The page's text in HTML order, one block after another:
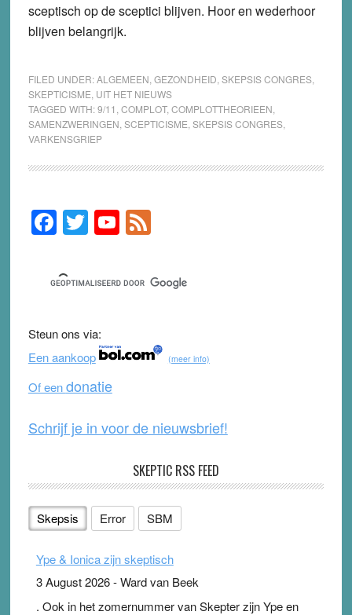
sceptisch op de sceptici blijven. Hoor en wederhoor
blijven belangrijk.
FILED UNDER:ALGEMEEN GEZONDHEID SKEPSIS CONGRES,
SKEPTICISME UIT HET NIEUWS
TAGGED WITH:9/11 COMPLOT, COMPLOTTHEORIEEN
SAMENZWERINGEN SCEPTICISME SKEPSIS CONGRES,
VARKENSGRIEP
Primary
Sidebar
F
a
c
e
b
o
o
k
T
wi
tt
er
Y
o
u
T
b
e
F
e
d
Steun ons via:
Een aankoop
(meer info)
Of eendonatie
Schrijf je in voor de nieuwsbrief!
SKEPTIC RSS FEED
Skepsis Error SBM
Ype & Ionica zijn skeptisch
3 August 2026-Ward van Beek
. Ook in het zomernummer van Skepter zijn Ype en